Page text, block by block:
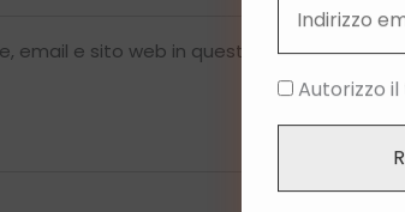
email e sito web in questo browser per la
Autorizzo